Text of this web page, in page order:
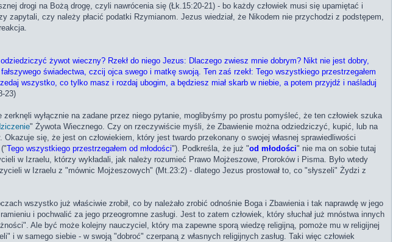
drogi na Bożą drogę, czyli nawrócenia się (Łk.15:20-21) - bo każdy człowiek musi się upamiętać i
zapytali, czy należy płacić podatki Rzymianom. Jezus wiedział, że Nikodem nie przychodzi z podstępem,
żywot wieczny? Rzekł do niego Jezus: Dlaczego zwiesz mnie dobrym? Nikt nie jest dobry,
świadectwa, czcij ojca swego i matkę swoją. Ten zaś rzekł: Tego wszystkiego przestrzegałem
wszystko, co tylko masz i rozdaj ubogim, a będziesz miał skarb w niebie, a potem przyjdź i naśladuj
23)
wyłącznie na zadane przez niego pytanie, moglibyśmy po prostu pomyśleć, że ten człowiek szuka
" Żywota Wiecznego. Czy on rzeczywiście myśli, że Zbawienie można odziedziczyć, kupić, lub na
się, że jest on człowiekiem, który jest twardo przekonany o swojej własnej sprawiedliwości
Tego wszystkiego przestrzegałem od młodości"). Podkreśla, że już "od młodości" nie ma on sobie tutaj
w Izraelu, którzy wykładali, jak należy rozumieć Prawo Mojżeszowe, Proroków i Pisma. Było wtedy
w Izraelu z "mównic Mojżeszowych" (Mt.23:2) - dlatego Jezus prostował to, co "słyszeli" Żydzi z
wszystko już właściwie zrobił, co by należało zrobić odnośnie Boga i Zbawienia i tak naprawdę w jego
i pochwalić za jego przeogromne zasługi. Jest to zatem człowiek, który słuchał już mnóstwa innych
Ale być może kolejny nauczyciel, który ma zapewne sporą wiedzę religijną, pomoże mu w religijnej
w samego siebie - w swoją "dobroć" czerpaną z własnych religijnych zasług. Taki więc człowiek